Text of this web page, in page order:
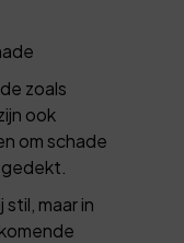
zoals
ook
om schade
maar in